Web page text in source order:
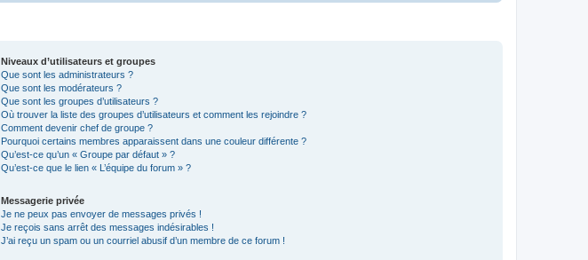
Niveaux d’utilisateurs et groupes
Que sont les administrateurs ?
Que sont les modérateurs ?
Que sont les groupes d’utilisateurs ?
Où trouver la liste des groupes d’utilisateurs et comment les rejoindre ?
Comment devenir chef de groupe ?
Pourquoi certains membres apparaissent dans une couleur différente ?
Qu’est-ce qu’un « Groupe par défaut » ?
Qu’est-ce que le lien « L’équipe du forum » ?
Messagerie privée
Je ne peux pas envoyer de messages privés !
Je reçois sans arrêt des messages indésirables !
J’ai reçu un spam ou un courriel abusif d’un membre de ce forum !